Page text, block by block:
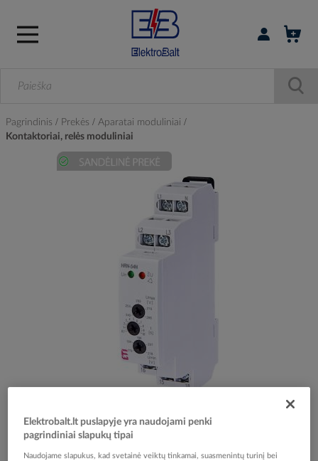
Prisijungti /
Pagrindinis Prekės
Aparatai moduliniai
Kontaktoriai, relės moduliniai
beginning
Relė įtampos kontrolės 3P 400V HRN-54N - ETI
Elektrobalt.lt puslapyje yra naudojami penki
pagrindiniai slapukų tipai
Naudojame slapukus, kad svetainė veiktų tinkamai, suasmenintų turinį bei